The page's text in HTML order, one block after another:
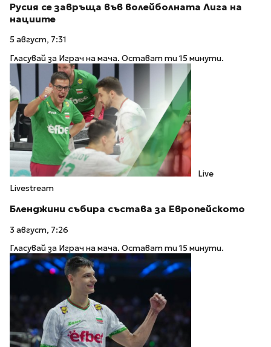
Русия се завръща във волейболната Лига на
нациите
5 август, 7:31
Гласувай за Играч на мача. Остават ти 15 минути.
Live
Livestream
Бленджини събира състава за Европейското
3 август, 7:26
Гласувай за Играч на мача. Остават ти 15 минути.